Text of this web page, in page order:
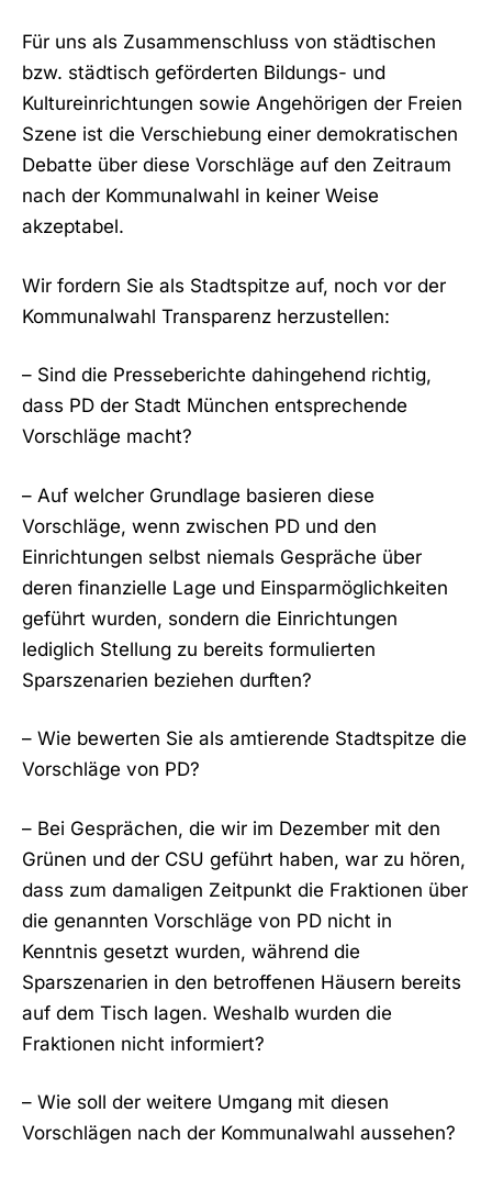
Für uns als Zusammenschluss von städtischen
bzw. städtisch geförderten Bildungs- und
Kultureinrichtungen sowie Angehörigen der Freien
Szene ist die Verschiebung einer demokratischen
Debatte über diese Vorschläge auf den Zeitraum
nach der Kommunalwahl in keiner Weise
akzeptabel.
Wir fordern Sie als Stadtspitze auf, noch vor der
Kommunalwahl Transparenz herzustellen:
– Sind die Presseberichte dahingehend richtig,
dass PD der Stadt München entsprechende
Vorschläge macht?
– Auf welcher Grundlage basieren diese
Vorschläge, wenn zwischen PD und den
Einrichtungen selbst niemals Gespräche über
deren finanzielle Lage und Einsparmöglichkeiten
geführt wurden, sondern die Einrichtungen
lediglich Stellung zu bereits formulierten
Sparszenarien beziehen durften?
– Wie bewerten Sie als amtierende Stadtspitze die
Vorschläge von PD?
– Bei Gesprächen, die wir im Dezember mit den
Grünen und der CSU geführt haben, war zu hören,
dass zum damaligen Zeitpunkt die Fraktionen über
die genannten Vorschläge von PD nicht in
Kenntnis gesetzt wurden, während die
Sparszenarien in den betroffenen Häusern bereits
auf dem Tisch lagen. Weshalb wurden die
Fraktionen nicht informiert?
– Wie soll der weitere Umgang mit diesen
Vorschlägen nach der Kommunalwahl aussehen?